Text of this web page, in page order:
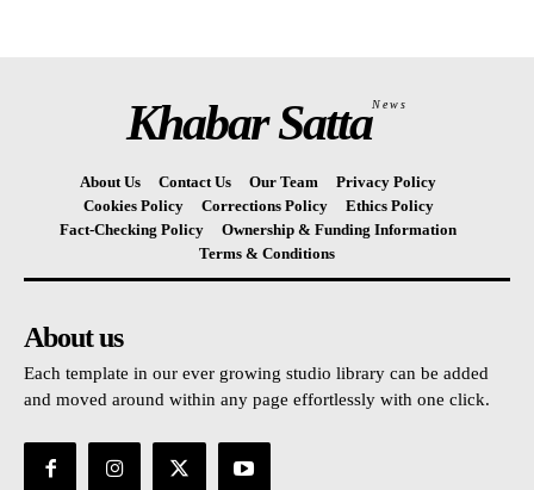
Khabar SattaNews
About Us Contact Us Our Team
Privacy Policy
Cookies Policy
Corrections Policy
Ethics Policy
Fact-Checking Policy
Ownership & Funding Information
Terms & Conditions
About us
Each template in our ever growing studio library can be added
and moved around within any page effortlessly with one click.